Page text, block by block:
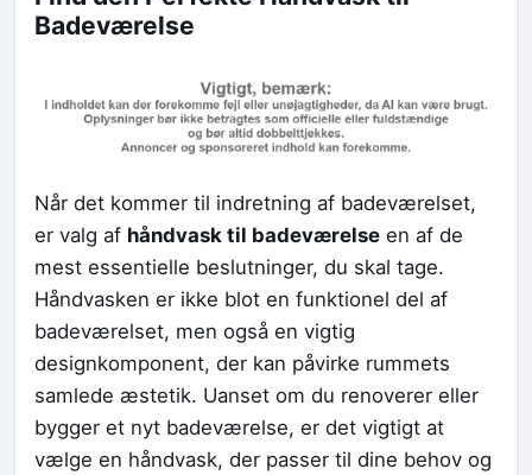
Badeværelse
Når det kommer til indretning af badeværelset,
er valg af håndvask til badeværelse en af de
mest essentielle beslutninger, du skal tage.
Håndvasken er ikke blot en funktionel del af
badeværelset, men også en vigtig
designkomponent, der kan påvirke rummets
samlede æstetik. Uanset om du renoverer eller
bygger et nyt badeværelse, er det vigtigt at
vælge en håndvask, der passer til dine behov og